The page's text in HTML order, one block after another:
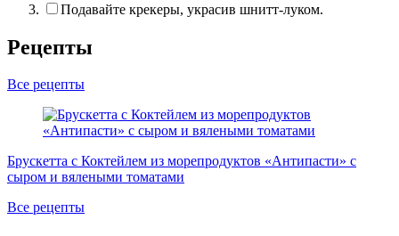
Подавайте крекеры, украсив шнитт-луком.
Рецепты
Все рецепты
Брускетта с Коктейлем из морепродуктов «Антипасти» с
сыром и вялеными томатами
Все рецепты